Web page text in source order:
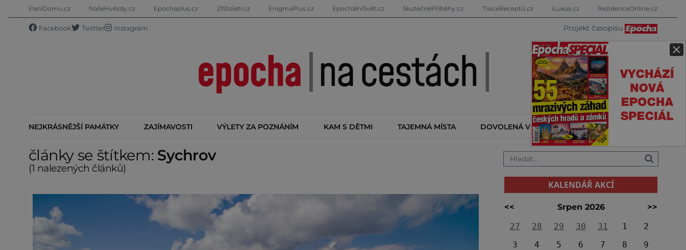
×
PaníDomu.cz NašeHvězdy.cz Epochaplus.cz 21Stoleti.cz EnigmaPlus.cz EpochálníSvět.cz SkutečnéPříběhy.cz TisíceReceptů.cz iLuxus.cz RezidenceOnline.cz
Facebook Twitter Instagram Projekt časopisu
NEJKRÁSNĚJŠÍ PAMÁTKY ZAJÍMAVOSTI VÝLETY ZA POZNÁNÍM KAM S DĚTMI TAJEMNÁ MÍSTA DOVOLENÁ V ZAHRANIČÍ KALENDÁŘ AKCÍ
články se štítkem: Sychrov
(1 nalezených článků)
KALENDÁŘ AKCÍ
<< Srpen 2026
>>
27
28 29 30 31 1
2
3
4 5 6 7 8
9